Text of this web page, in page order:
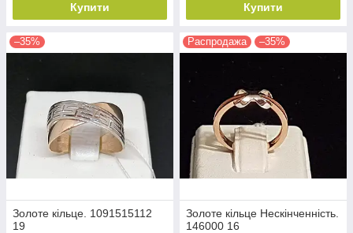
Купити Купити
–35%
Золоте кільце. 1091515112
19
Распродажа –35%
Золоте кільце Нескінченність.
146000 16